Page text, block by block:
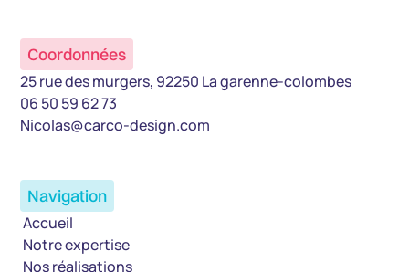
Coordonnées
25 rue des murgers, 92250 La garenne-colombes
06 50 59 62 73
Nicolas@carco-design.com
Navigation
Accueil
Notre expertise
Nos réalisations